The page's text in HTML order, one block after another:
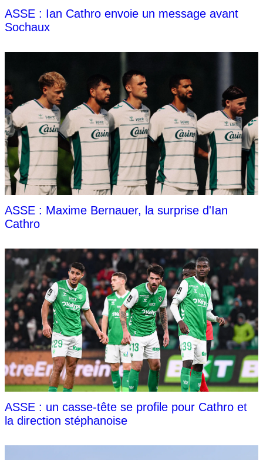
ASSE : Ian Cathro envoie un message avant
Sochaux
ASSE : Maxime Bernauer, la surprise d'Ian
Cathro
ASSE : un casse-tête se profile pour Cathro et
la direction stéphanoise